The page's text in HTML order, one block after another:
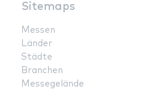
Sitemaps
Messen
Länder
Städte
Branchen
Messegelände